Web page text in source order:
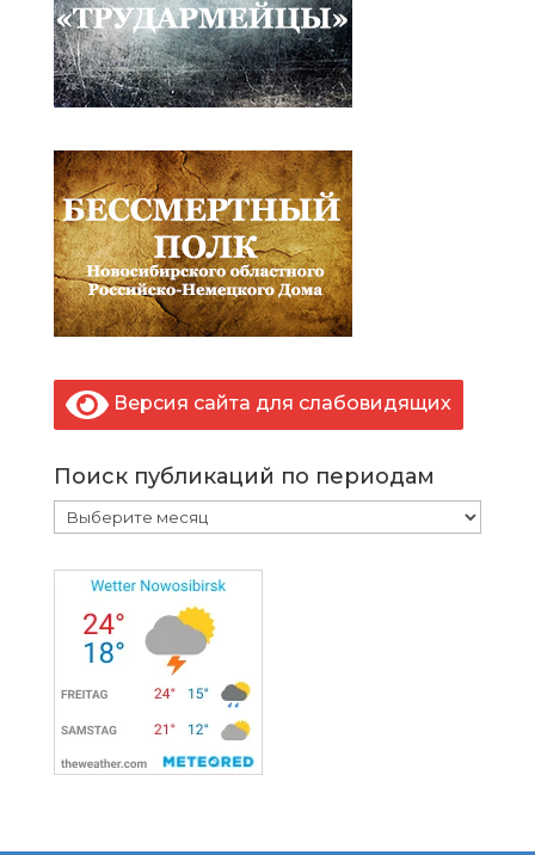
Версия сайта для слабовидящих
Поиск публикаций по периодам
Поиск
публикаций
по
периодам